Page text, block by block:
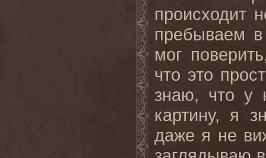
происходит
пребываем
мог
что это
знаю, что у
картину, я
даже я не